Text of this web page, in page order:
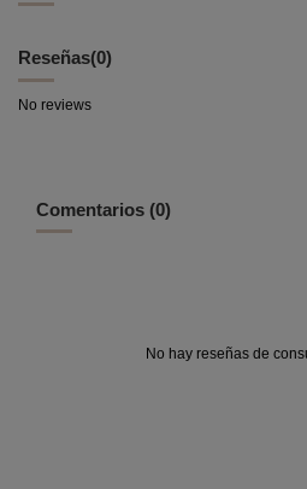
Reseñas(0)
No reviews
Comentarios (0)
No hay reseñas de